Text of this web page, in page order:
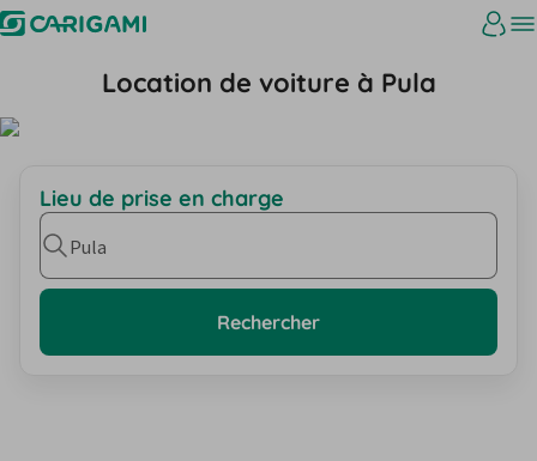
Location de voiture à Pula
Lieu de prise en charge
Pula
Rechercher